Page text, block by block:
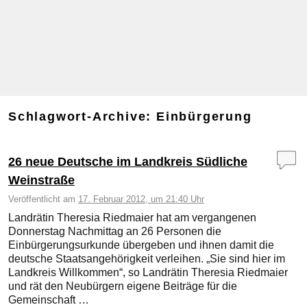
Schlagwort-Archive: Einbürgerung
26 neue Deutsche im Landkreis Südliche
Weinstraße
Veröffentlicht am 17. Februar 2012, um 21:40 Uhr
Landrätin Theresia Riedmaier hat am vergangenen
Donnerstag Nachmittag an 26 Personen die
Einbürgerungsurkunde übergeben und ihnen damit die
deutsche Staatsangehörigkeit verleihen. „Sie sind hier im
Landkreis Willkommen“, so Landrätin Theresia Riedmaier
und rät den Neubürgern eigene Beiträge für die
Gemeinschaft …